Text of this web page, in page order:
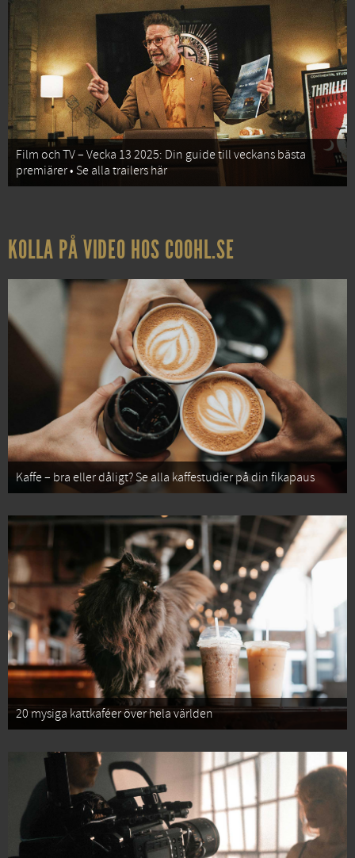
Film och TV – Vecka 13 2025: Din guide till veckans bästa
premiärer • Se alla trailers här
KOLLA PÅ VIDEO HOS COOHL.SE
Kaffe – bra eller dåligt? Se alla kaffestudier på din fikapaus
20 mysiga kattkaféer över hela världen